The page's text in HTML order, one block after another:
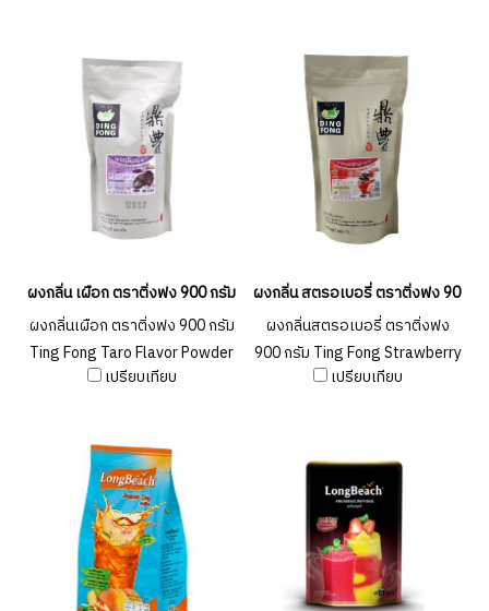
ผงกลิ่น เผือก ตราติ่งฟง 900 กรัม Ting Fong Taro Flavor Powder 900g.
ผงกลิ่นเผือก ตราติ่งฟง 900 กรัม
Ting Fong Taro Flavor Powder
900g.
เปรียบเทียบ
ผงกลิ่น สตรอเบอรี่ ตราติ่งฟง 900 ก
ผงกลิ่นสตรอเบอรี่ ตราติ่งฟง
900 กรัม Ting Fong Strawberry
Powder 900g. (ยกลัง 20 ชิ้น )
เปรียบเทียบ